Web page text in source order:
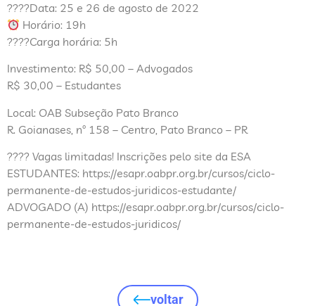
????Data: 25 e 26 de agosto de 2022
Horário: 19h
????Carga horária: 5h
Investimento: R$ 50,00 – Advogados
R$ 30,00 – Estudantes
Local: OAB Subseção Pato Branco
R. Goianases, nº 158 – Centro, Pato Branco – PR
???? Vagas limitadas! Inscrições pelo site da ESA
ESTUDANTES: https://esapr.oabpr.org.br/cursos/ciclo-
permanente-de-estudos-juridicos-estudante/
ADVOGADO (A) https://esapr.oabpr.org.br/cursos/ciclo-
permanente-de-estudos-juridicos/
voltar